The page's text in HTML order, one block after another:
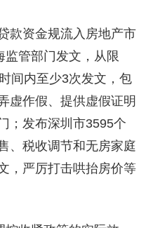
款资金规流入房地产市
监管部门发文，从限
间内至少3次发文，包
虚作假、提供虚假证明
；发布深圳市3595个
、税收调节和无房家庭
，严厉打击哄抬房价等